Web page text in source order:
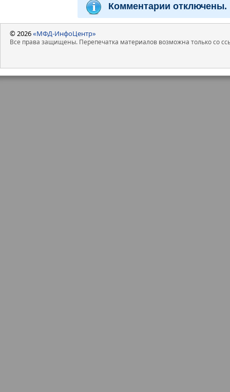
Комментарии отключены.
© 2026«МФД-ИнфоЦентр»
Все права защищены. Перепечатка материалов возможна только со